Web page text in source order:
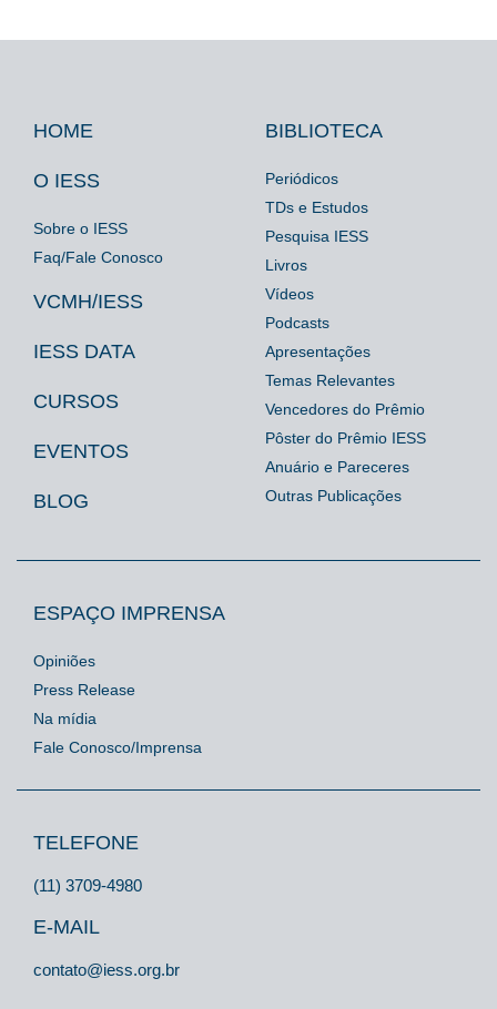
Footer
IESS
HOME
O IESS
Sobre o IESS
Faq/Fale Conosco
VCMH/IESS
IESS DATA
CURSOS
EVENTOS
BLOG
Footer
Biblioteca
BIBLIOTECA
Periódicos
TDs e Estudos
Pesquisa IESS
Livros
Vídeos
Podcasts
Apresentações
Temas Relevantes
Vencedores do Prêmio
Pôster do Prêmio IESS
Anuário e Pareceres
Outras Publicações
Footer
Espaço
Imprensa
ESPAÇO IMPRENSA
Opiniões
Press Release
Na mídia
Fale Conosco/Imprensa
TELEFONE
(11) 3709-4980
E-MAIL
contato@iess.org.br